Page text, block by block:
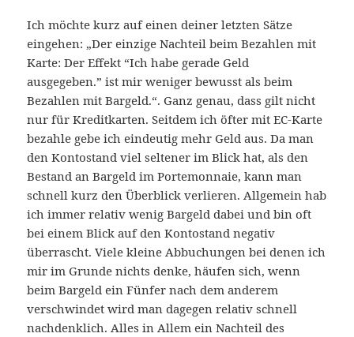
Ich möchte kurz auf einen deiner letzten Sätze
eingehen: „Der einzige Nachteil beim Bezahlen mit
Karte: Der Effekt “Ich habe gerade Geld
ausgegeben.” ist mir weniger bewusst als beim
Bezahlen mit Bargeld.“. Ganz genau, dass gilt nicht
nur für Kreditkarten. Seitdem ich öfter mit EC-Karte
bezahle gebe ich eindeutig mehr Geld aus. Da man
den Kontostand viel seltener im Blick hat, als den
Bestand an Bargeld im Portemonnaie, kann man
schnell kurz den Überblick verlieren. Allgemein hab
ich immer relativ wenig Bargeld dabei und bin oft
bei einem Blick auf den Kontostand negativ
überrascht. Viele kleine Abbuchungen bei denen ich
mir im Grunde nichts denke, häufen sich, wenn
beim Bargeld ein Fünfer nach dem anderem
verschwindet wird man dagegen relativ schnell
nachdenklich. Alles in Allem ein Nachteil des